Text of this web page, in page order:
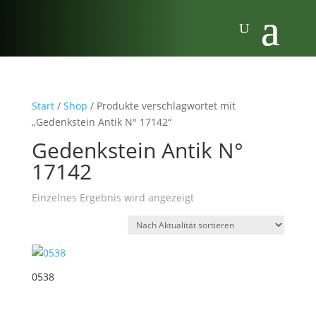
Start/ Shop / Produkte verschlagwortet mit
„Gedenkstein Antik N° 17142“
Gedenkstein Antik N°
17142
Einzelnes Ergebnis wird angezeigt
0538